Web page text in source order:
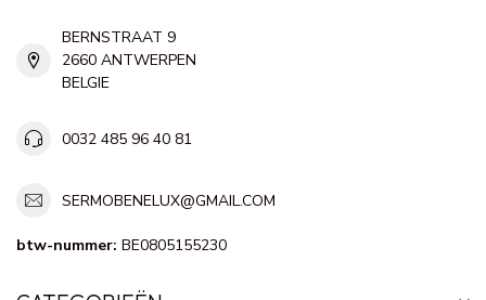
BERNSTRAAT 9
2660 ANTWERPEN
BELGIE
0032 485 96 40 81
SERMOBENELUX@GMAIL.COM
btw-nummer: BE0805155230